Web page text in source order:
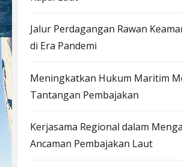
Jalur Perdagangan Rawan
di Era Pandemi
Meningkatkan Hukum Maritim
Tantangan Pembajakan
Kerjasama Regional dalam
Ancaman Pembajakan Laut